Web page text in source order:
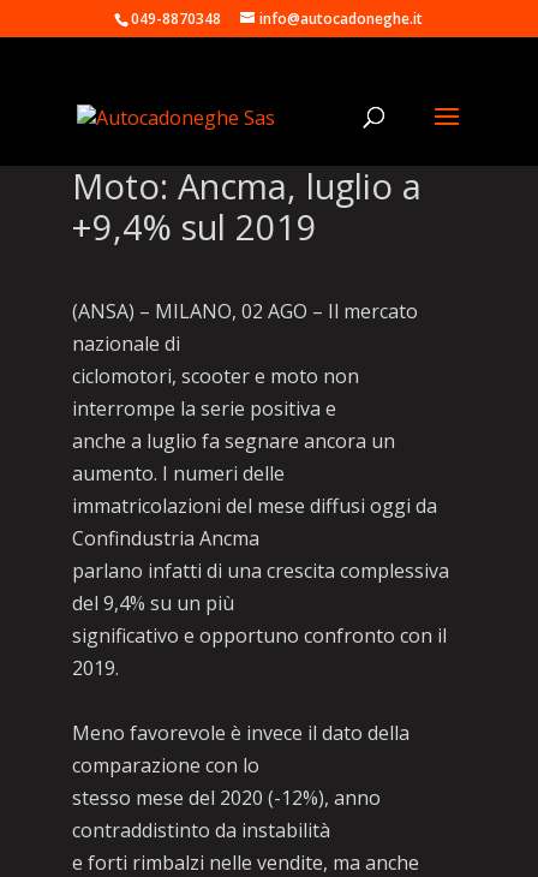
049-8870348 info@autocadoneghe.it
Moto: Ancma, luglio a
+9,4% sul 2019
(ANSA) – MILANO, 02 AGO – Il mercato
nazionale di
ciclomotori, scooter e moto non
interrompe la serie positiva e
anche a luglio fa segnare ancora un
aumento. I numeri delle
immatricolazioni del mese diffusi oggi da
Confindustria Ancma
parlano infatti di una crescita complessiva
del 9,4% su un più
significativo e opportuno confronto con il
2019.
Meno favorevole è invece il dato della
comparazione con lo
stesso mese del 2020 (-12%), anno
contraddistinto da instabilità
e forti rimbalzi nelle vendite, ma anche